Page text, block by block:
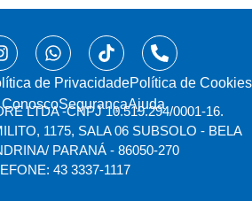
de PrivacidadePolítica de Cookies
SegurançaAjuda
LTDA -CNPJ 10.519.294/0001-16.
1175, SALA 06 SUBSOLO - BELA
PARANÁ - 86050-270
43 3337-1117